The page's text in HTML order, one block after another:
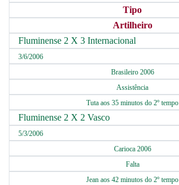
Tipo
Artilheiro
Fluminense 2 X 3 Internacional
3/6/2006
Brasileiro 2006
Assistência
Tuta aos 35 minutos do 2º tempo
Fluminense 2 X 2 Vasco
5/3/2006
Carioca 2006
Falta
Jean aos 42 minutos do 2º tempo